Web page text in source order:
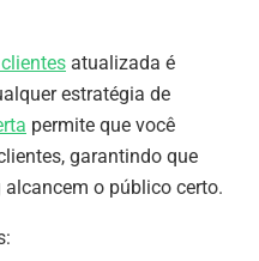
atualizada é
estratégia de
permite que você
garantindo que
o público certo.